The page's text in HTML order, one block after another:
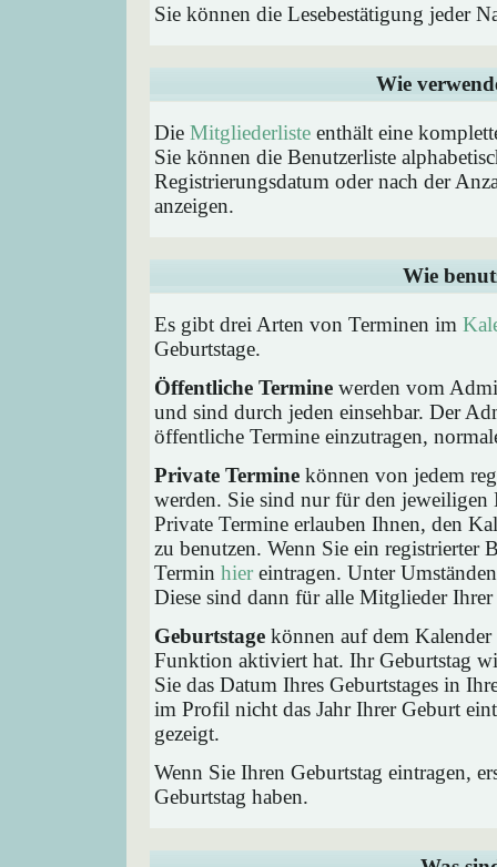
Sie können die Lesebestätigung jeder
Wie
Die Mitgliederliste enthält eine
Sie können die Benutzerliste
Registrierungsdatum oder nach der
anzeigen.
Wie
Es gibt drei Arten von Terminen im
Geburtstage.
Öffentliche Termine werden vom
und sind durch jeden einsehbar. Der
öffentliche Termine einzutragen,
Private Termine können von jedem
werden. Sie sind nur für den jeweiligen
Private Termine erlauben Ihnen, den
zu benutzen. Wenn Sie ein registrierter
Termin hiereintragen. Unter
Diese sind dann für alle Mitglieder
Geburtstage können auf dem
Funktion aktiviert hat. Ihr Geburtstag
Sie das Datum Ihres Geburtstages in
im Profil nicht das Jahr Ihrer Geburt
gezeigt.
Wenn Sie Ihren Geburtstag eintragen,
Geburtstag haben.